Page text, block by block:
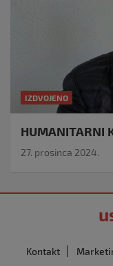
IZDVOJENO
HUMANITARNI
27. prosinca 2024.
Kontakt